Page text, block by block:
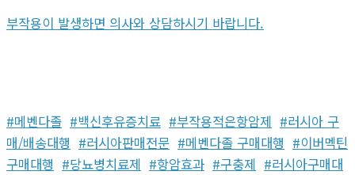
부작용이 발생하면 의사와 상담하시기 바랍니다.
#메벤다졸 #백신후유증치료 #부작용적은항암제 #러시아 구
매/배송대행 #러시아판매전문 #메벤다졸 구매대행 #이버멕틴
구매대행 #당뇨병치료제 #항암효과 #구충제 #러시아구매대